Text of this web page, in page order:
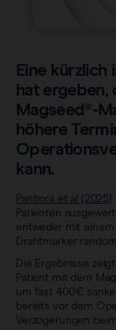
Eine
hat ergeben,
Magseed®-
höhere
kann.
Pantiora et al (2025)
Patienten
entweder mit
Drahtmarker
Die Ergebnisse
Patient mit dem
um fast 400 €
bereits vor dem
Verzögerungen